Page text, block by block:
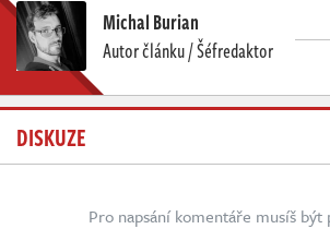
Michal Burian
Autor článku / Šéfredaktor
DISKUZE
Pro napsání komentáře musíš být